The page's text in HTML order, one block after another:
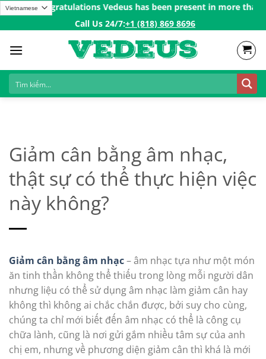
Skip
Congratulations Vedeus has been present in more than 200
Call Us 24/7:ㅤ+1 (818) 869 8696
Giảm cân bằng âm nhạc,
thật sự có thể thực hiện việc
này không?
Giảm cân bằng âm nhạc– âm nhạc tựa như một món
ăn tinh thần không thể thiếu trong lòng mỗi người dân
nhưng liệu có thể sử dụng âm nhạc làm giảm cân hay
không thì không ai chắc chắn được, bởi suy cho cùng,
chúng ta chỉ mới biết đến âm nhạc có thể là công cụ
chữa lành, cũng là nơi gửi gắm nhiều tâm sự của anh
chị em, nhưng về phương diện giảm cân thì khá là mới